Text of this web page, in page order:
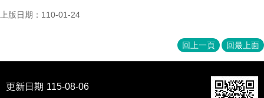
國
期
上版日期：110-01-24
回上一頁 回最上面
更新日期 115-08-06